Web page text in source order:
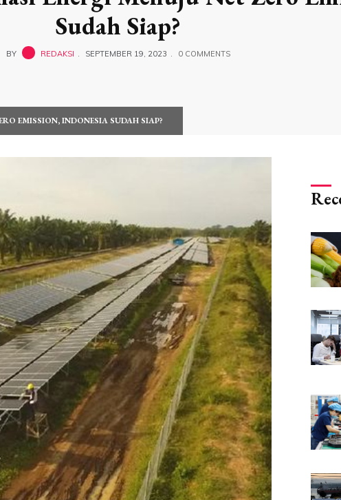
Sudah Siap?
BY REDAKSI SEPTEMBER 19, 2023 0 COMMENTS
EMISSION, INDONESIA SUDAH SIAP?